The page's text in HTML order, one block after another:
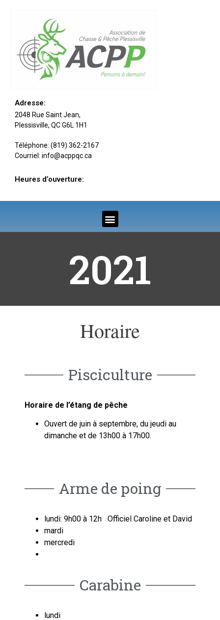
Adresse:
2048 Rue Saint Jean,
Plessisville, QC G6L 1H1
Téléphone: (819) 362-2167
Courriel: info@acppqc.ca
Heures d’ouverture:
2021
Horaire
Pisciculture
Horaire de l’étang de pêche
Ouvert de juin à septembre, du jeudi au
dimanche et de 13h00 à 17h00.
Arme de poing
lundi: 9h00 à 12h Officiel Caroline et David
mardi
mercredi
Carabine
lundi